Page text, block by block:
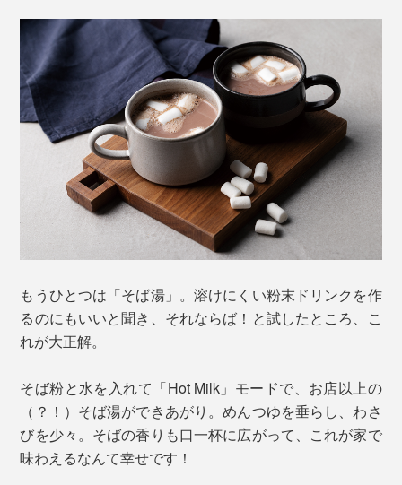
もうひとつは「そば湯」。溶けにくい粉末ドリンクを作
るのにもいいと聞き、それならば！と試したところ、こ
れが大正解。
そば粉と水を入れて「Hot Milk」モードで、お店以上の
（？！）そば湯ができあがり。めんつゆを垂らし、わさ
びを少々。そばの香りも口一杯に広がって、これが家で
味わえるなんて幸せです！